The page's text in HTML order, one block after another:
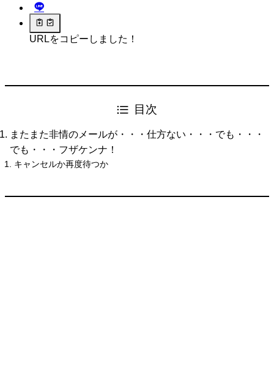
URLをコピーしました！
目次
またまた非情のメールが・・・仕方ない・・・でも・・・
でも・・・フザケンナ！
キャンセルか再度待つか